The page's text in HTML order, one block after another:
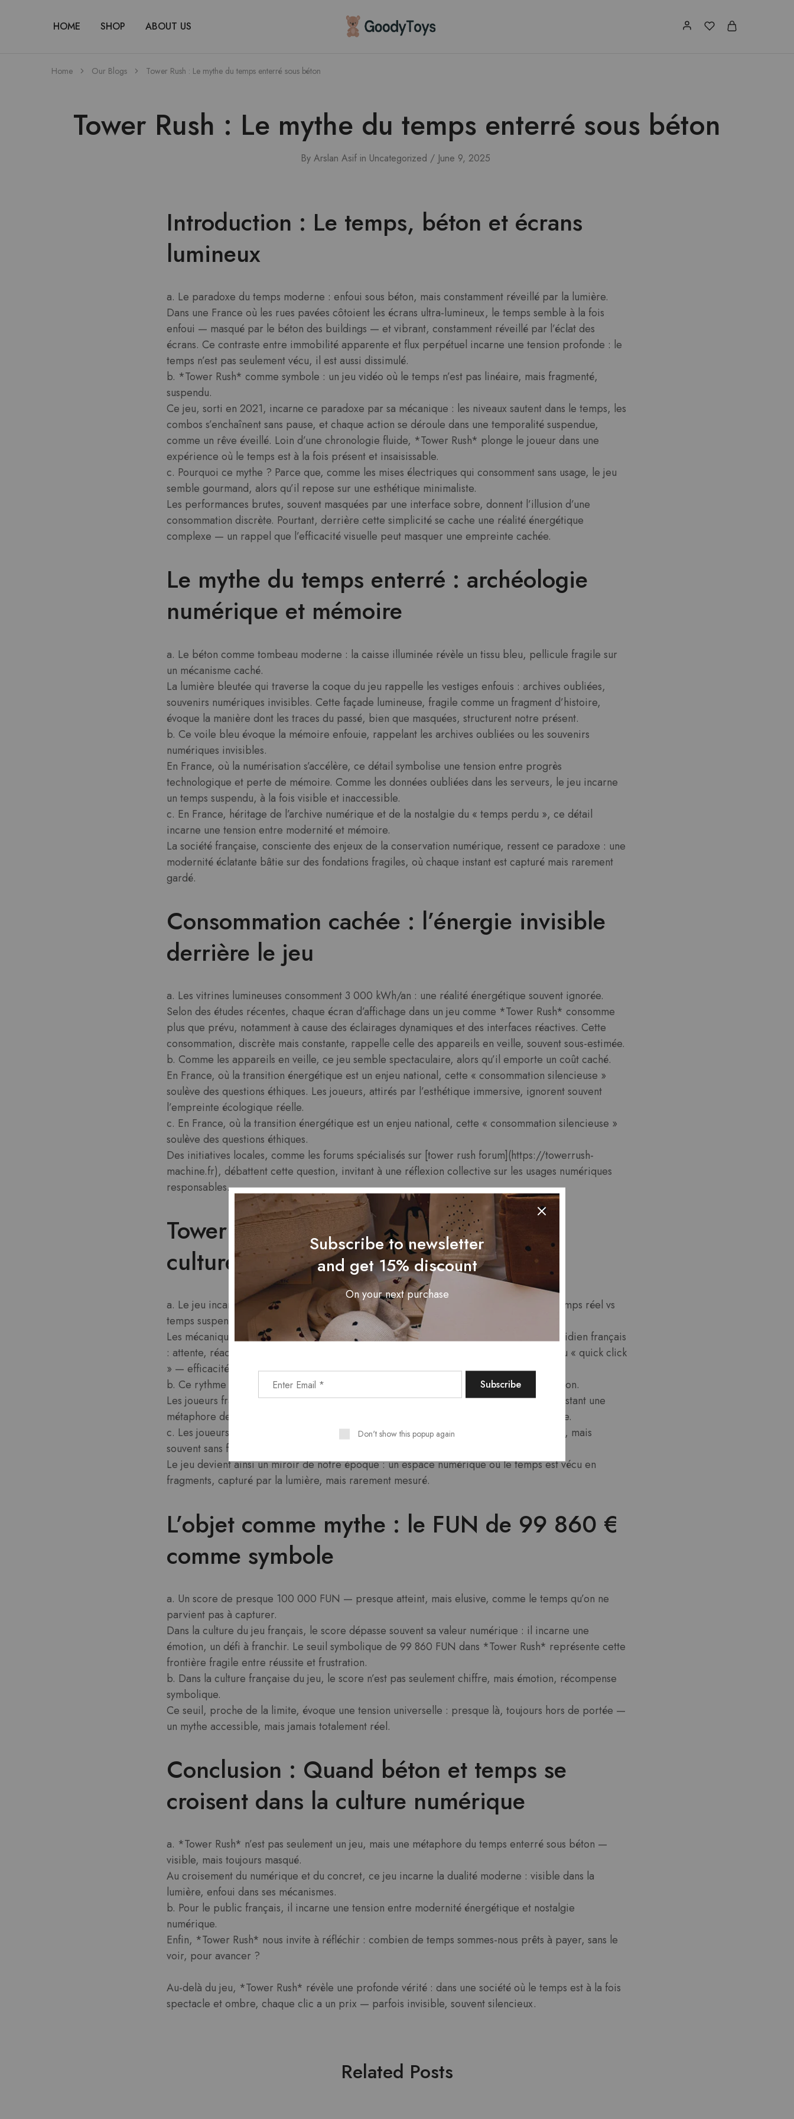
HOME SHOP ABOUT US Children
Toys
Home Our Blogs Tower Rush : Le mythe du temps enterré sous béton
Tower Rush : Le mythe du temps enterré sous béton
By Arslan Asif in Uncategorized June 9, 2025
Introduction : Le temps, béton et écrans
lumineux
a. Le paradoxe du temps moderne : enfoui sous béton, mais constamment réveillé par la lumière.
Dans une France où les rues pavées côtoient les écrans ultra-lumineux, le temps semble à la fois
enfoui — masqué par le béton des buildings — et vibrant, constamment réveillé par l’éclat des
écrans. Ce contraste entre immobilité apparente et flux perpétuel incarne une tension profonde : le
temps n’est pas seulement vécu, il est aussi dissimulé.
b. *Tower Rush* comme symbole : un jeu vidéo où le temps n’est pas linéaire, mais fragmenté,
suspendu.
Ce jeu, sorti en 2021, incarne ce paradoxe par sa mécanique : les niveaux sautent dans le temps, les
combos s’enchaînent sans pause, et chaque action se déroule dans une temporalité suspendue,
comme un rêve éveillé. Loin d’une chronologie fluide, *Tower Rush* plonge le joueur dans une
expérience où le temps est à la fois présent et insaisissable.
c. Pourquoi ce mythe ? Parce que, comme les mises électriques qui consomment sans usage, le jeu
semble gourmand, alors qu’il repose sur une esthétique minimaliste.
Les performances brutes, souvent masquées par une interface sobre, donnent l’illusion d’une
consommation discrète. Pourtant, derrière cette simplicité se cache une réalité énergétique
complexe — un rappel que l’efficacité visuelle peut masquer une empreinte cachée.
Le mythe du temps enterré : archéologie
numérique et mémoire
a. Le béton comme tombeau moderne : la caisse illuminée révèle un tissu bleu, pellicule fragile sur
un mécanisme caché.
La lumière bleutée qui traverse la coque du jeu rappelle les vestiges enfouis : archives oubliées,
souvenirs numériques invisibles. Cette façade lumineuse, fragile comme un fragment d’histoire,
évoque la manière dont les traces du passé, bien que masquées, structurent notre présent.
b. Ce voile bleu évoque la mémoire enfouie, rappelant les archives oubliées ou les souvenirs
numériques invisibles.
En France, où la numérisation s’accélère, ce détail symbolise une tension entre progrès
technologique et perte de mémoire. Comme les données oubliées dans les serveurs, le jeu incarne
un temps suspendu, à la fois visible et inaccessible.
c. En France, héritage de l’archive numérique et de la nostalgie du « temps perdu », ce détail
incarne une tension entre modernité et mémoire.
La société française, consciente des enjeux de la conservation numérique, ressent ce paradoxe : une
modernité éclatante bâtie sur des fondations fragiles, où chaque instant est capturé mais rarement
gardé.
Consommation cachée : l’énergie invisible
derrière le jeu
a. Les vitrines lumineuses consomment 3 000 kWh/an : une réalité énergétique souvent ignorée.
Selon des études récentes, chaque écran d’affichage dans un jeu comme *Tower Rush* consomme
plus que prévu, notamment à cause des éclairages dynamiques et des interfaces réactives. Cette
consommation, discrète mais constante, rappelle celle des appareils en veille, souvent sous-estimée.
b. Comme les appareils en veille, ce jeu semble spectaculaire, alors qu’il emporte un coût caché.
En France, où la transition énergétique est un enjeu national, cette « consommation silencieuse »
soulève des questions éthiques. Les joueurs, attirés par l’esthétique immersive, ignorent souvent
l’empreinte écologique réelle.
c. En France, où la transition énergétique est un enjeu national, cette « consommation silencieuse »
soulève des questions éthiques.
Des initiatives locales, comme les forums spécialisés sur [tower rush forum](https://towerrush-
machine.fr), débattent cette question, invitant à une réflexion collective sur les usages numériques
responsables.
Tower Rush : entre mythe du temps et
culture numérique française
a. Le jeu incarne une temporalité fragmentée : niveaux qui sautent, combos rapides, temps réel vs
temps suspendu.
Les mécaniques de *Tower Rush* reflètent une fragmentation du temps proche du quotidien français
: attente, réaction rapide, avancement en bursts. Ce rythme s’inscrit dans une culture du « quick click
» — efficacité et distraction — où chaque seconde compte, souvent sans fin.
b. Ce rythme rappelle la culture du « quick click » française, entre efficacité et distraction.
Les joueurs français, habitués à des interactions rapides, reconnaissent dans ce flot constant une
métaphore de la pression moderne : on avance vite, mais souvent sans destination claire.
c. Les joueurs français y reconnaissent une quête moderne, où chaque seconde compte, mais
souvent sans fin — un écho au sentiment d’accélération sociale.
Le jeu devient ainsi un miroir de notre époque : un espace numérique où le temps est vécu en
fragments, capturé par la lumière, mais rarement mesuré.
L’objet comme mythe : le FUN de 99 860 €
comme symbole
a. Un score de presque 100 000 FUN — presque atteint, mais elusive, comme le temps qu’on ne
parvient pas à capturer.
Dans la culture du jeu français, le score dépasse souvent sa valeur numérique : il incarne une
émotion, un défi à franchir. Le seuil symbolique de 99 860 FUN dans *Tower Rush* représente cette
frontière fragile entre réussite et frustration.
b. Dans la culture française du jeu, le score n’est pas seulement chiffre, mais émotion, récompense
symbolique.
Ce seuil, proche de la limite, évoque une tension universelle : presque là, toujours hors de portée —
un mythe accessible, mais jamais totalement réel.
Conclusion : Quand béton et temps se
croisent dans la culture numérique
a. *Tower Rush* n’est pas seulement un jeu, mais une métaphore du temps enterré sous béton —
visible, mais toujours masqué.
Au croisement du numérique et du concret, ce jeu incarne la dualité moderne : visible dans la
lumière, enfoui dans ses mécanismes.
b. Pour le public français, il incarne une tension entre modernité énergétique et nostalgie
numérique.
Enfin, *Tower Rush* nous invite à réfléchir : combien de temps sommes-nous prêts à payer, sans le
voir, pour avancer ?
Au-delà du jeu, *Tower Rush* révèle une profonde vérité : dans une société où le temps est à la fois
spectacle et ombre, chaque clic a un prix — parfois invisible, souvent silencieux.
Related Posts
Subscribe to newsletter
and get 15% discount
On your next purchase
Don't show this popup again